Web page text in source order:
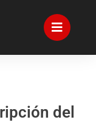
del